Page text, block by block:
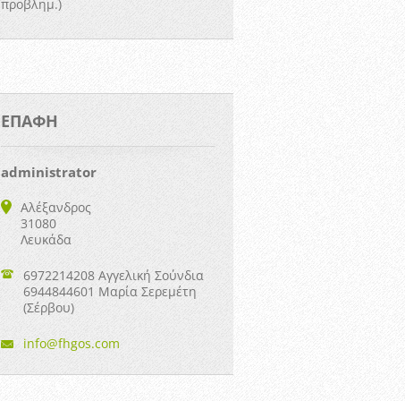
προβλημ.)
ΕΠΑΦΉ
administrator
Αλέξανδρος
31080
Λευκάδα
6972214208 Αγγελική Σούνδια
6944844601 Μαρία Σερεμέτη
(Σέρβου)
info@fhgos.com